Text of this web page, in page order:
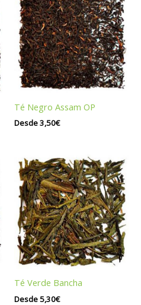
Té Negro Assam OP
Desde3,50€
Té Verde Bancha
Desde5,30€